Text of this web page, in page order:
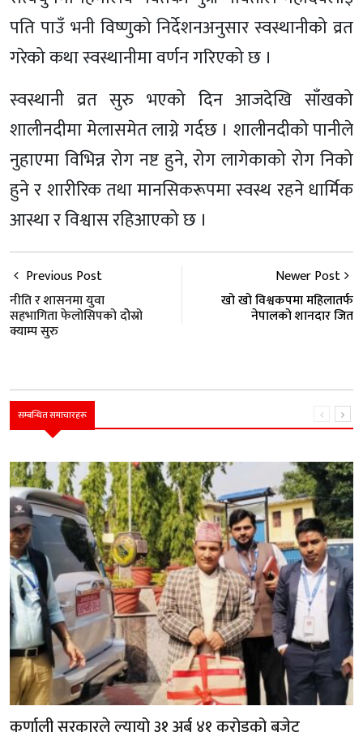
पति पाउँ भनी विष्णुको निर्देशनअनुसार स्वस्थानीको व्रत
गरेको कथा स्वस्थानीमा वर्णन गरिएको छ ।
स्वस्थानी व्रत सुरु भएको दिन आजदेखि साँखको
शालीनदीमा मेलासमेत लाग्ने गर्दछ । शालीनदीको पानीले
नुहाएमा विभिन्न रोग नष्ट हुने, रोग लागेकाको रोग निको
हुने र शारीरिक तथा मानसिकरूपमा स्वस्थ रहने धार्मिक
आस्था र विश्वास रहिआएको छ ।
Previous Post
नीति र शासनमा युवा
सहभागिता फेलोसिपको दोेस्रो
क्याम्प सुरु
Newer Post
खो खो विश्वकपमा महिलातर्फ
नेपालको शानदार जित
सम्बन्धित समाचारहरू